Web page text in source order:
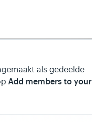
als gedeelde
Add members to your